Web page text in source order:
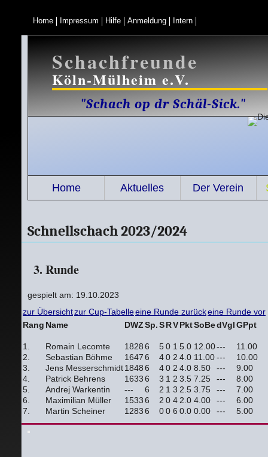
Home Impressum Hilfe Anmeldung Intern
Schachfreunde
Köln-Mülheim e.V.
"Schach op dr Schäl-Sick."
Home Aktuelles Der Verein
Schnellschach 2023/2024
3. Runde
gespielt am: 19.10.2023
zur Übersichtzur Cup-Tabelleeine Runde zurückeine Runde vor
Rang Name DWZSp.SRVPktSoBedVglGPpt
1. Romain Lecomte 18286 50 1 5.0 12.00---
11.00
2.
Sebastian Böhme 16476 40 2 4.0 11.00---
10.00
3.
Jens Messerschmidt18486 40 2 4.0 8.50 ---
9.00
4.
Patrick Behrens 16336 3 1 2 3.5 7.25 ---
8.00
5.
Andrej Warkentin --- 6 2 1 3 2.5 3.75 ---
7.00
6.
Maximilian Müller 15336 2 0 4 2.0 4.00 ---
6.00
7.
Martin Scheiner 12836 00 6 0.0 0.00 --- 5.00